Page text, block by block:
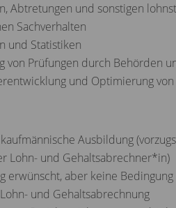
Abtretungen und sonstigen
Sachverhalten
und Statistiken
von Prüfungen durch Behörden
und Optimierung von
Ausbildung
Lohn- und Gehaltsabrechner*in)
erwünscht, aber keine Bedingung
und Gehaltsabrechnung